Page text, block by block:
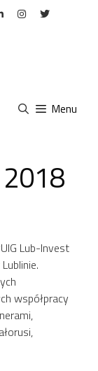
Menu
Lub-Invest
współpracy